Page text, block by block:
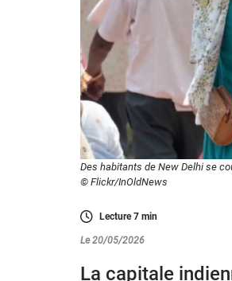
Des habitants de New Delhi se
© Flickr/InOldNews
Lecture7min
Le 20/05/2026
La capitale